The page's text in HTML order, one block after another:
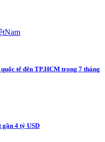
tế đến TP.HCM trong 7 tháng
4 tỷ USD